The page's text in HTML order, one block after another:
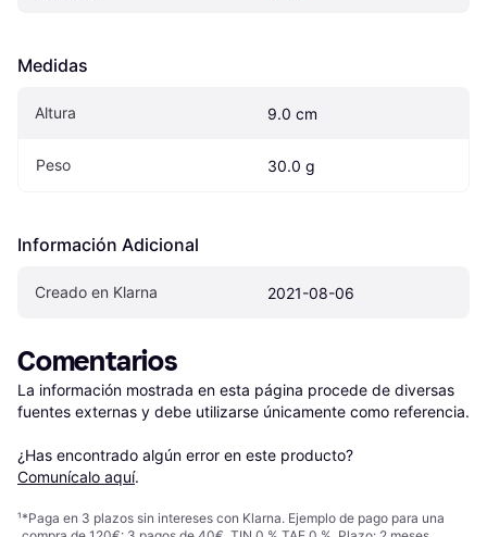
Medidas
Altura 9.0 cm
Peso 30.0 g
Información Adicional
Creado en Klarna 2021-08-06
Comentarios
La información mostrada en esta página procede de diversas
fuentes externas y debe utilizarse únicamente como referencia.
¿Has encontrado algún error en este producto?
Comunícalo aquí.
¹*Paga en 3 plazos sin intereses con Klarna. Ejemplo de pago para una